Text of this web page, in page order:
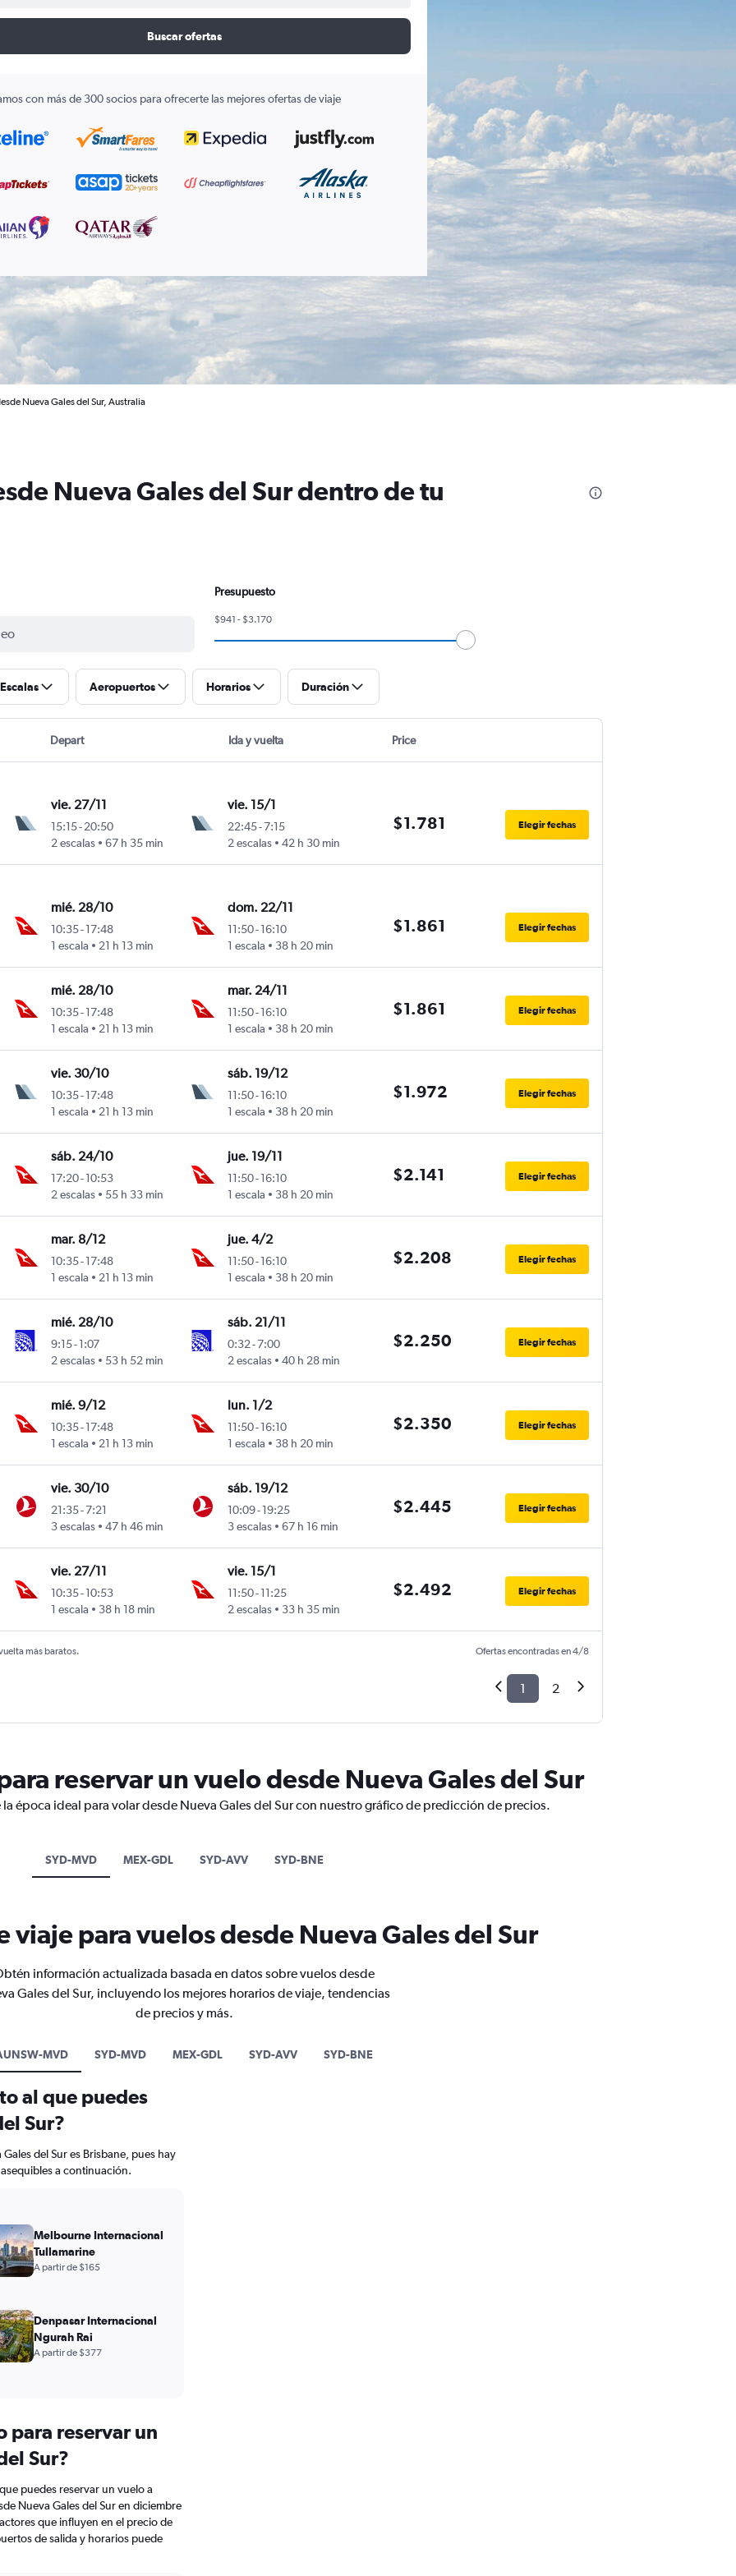
Buscar ofertas
con más de 300 socios para ofrecerte las mejores ofertas de viaje
Nueva Gales del Sur, Australia
Nueva Gales del Sur dentro de tu
Presupuesto
$941 - $3.170
Escalas Aeropuertos Horarios Duración
Depart Ida y vuelta Price
vie. 27/11
15:15-20:50
2 escalas
67 h 35 min
vie. 15/1
22:45-7:15
2 escalas
42 h 30 min
$1.781 Elegir fechas
mié. 28/10
10:35-17:48
1 escala
21 h 13 min
dom. 22/11
11:50-16:10
1 escala
38 h 20 min
$1.861 Elegir fechas
mié. 28/10
10:35-17:48
1 escala
21 h 13 min
mar. 24/11
11:50-16:10
1 escala
38 h 20 min
$1.861 Elegir fechas
vie. 30/10
10:35-17:48
1 escala
21 h 13 min
sáb. 19/12
11:50-16:10
1 escala
38 h 20 min
$1.972 Elegir fechas
sáb. 24/10
17:20-10:53
2 escalas
55 h 33 min
jue. 19/11
11:50-16:10
1 escala
38 h 20 min
$2.141 Elegir fechas
mar. 8/12
10:35-17:48
1 escala
21 h 13 min
jue. 4/2
11:50-16:10
1 escala
38 h 20 min
$2.208 Elegir fechas
mié. 28/10
9:15-1:07
2 escalas
53 h 52 min
sáb. 21/11
0:32-7:00
2 escalas
40 h 28 min
$2.250 Elegir fechas
mié. 9/12
10:35-17:48
1 escala
21 h 13 min
lun. 1/2
11:50-16:10
1 escala
38 h 20 min
$2.350 Elegir fechas
vie. 30/10
21:35-7:21
3 escalas
47 h 46 min
sáb. 19/12
10:09-19:25
3 escalas
67 h 16 min
$2.445 Elegir fechas
vie. 27/11
10:35-10:53
1 escala
38 h 18 min
vie. 15/1
11:50-11:25
2 escalas
33 h 35 min
$2.492 Elegir fechas
más baratos. Ofertas encontradas en 4/8
1 2
reservar un vuelo desde Nueva Gales del Sur
época ideal para volar desde Nueva Gales del Sur con nuestro gráfico de predicción de precios.
SYD-MVD MEX-GDL SYD-AVV SYD-BNE
viaje para vuelos desde Nueva Gales del Sur
información actualizada basada en datos sobre vuelos desde
Gales del Sur, incluyendo los mejores horarios de viaje, tendencias
de precios y más.
MVD SYD-MVD MEX-GDL SYD-AVV SYD-BNE
para reservar un
Sur?
puedes reservar un vuelo a
Nueva Gales del Sur en diciembre
que influyen en el precio de
de salida y horarios puede
al que puedes
Sur?
del Sur es Brisbane, pues hay
a continuación.
Melbourne Internacional
Tullamarine
A partir de $165
Denpasar Internacional
Ngurah Rai
A partir de $377